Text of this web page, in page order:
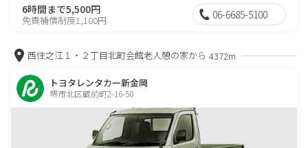
6時間まで5,500円
免責補償制度1,100円 06-6685-5100
西住之江１・２丁目北町会館老人憩の家から 4372m
トヨタレンタカー新金岡
堺市北区蔵前町2-16-50